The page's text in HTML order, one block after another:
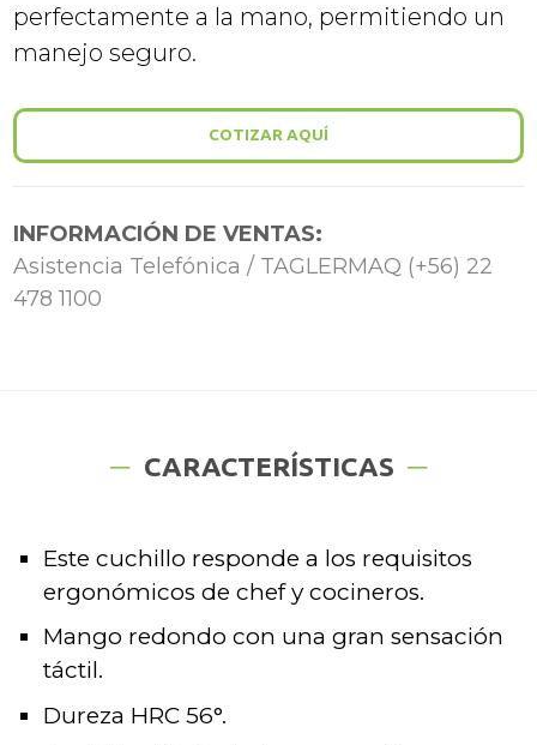
perfectamente a la mano, permitiendo un
manejo seguro.
COTIZAR AQUÍ
INFORMACIÓN DE VENTAS:
Asistencia Telefónica / TAGLERMAQ (+56) 22
478 1100
CARACTERÍSTICAS
Este cuchillo responde a los requisitos
ergonómicos de chef y cocineros.
Mango redondo con una gran sensación
táctil.
Dureza HRC 56°.